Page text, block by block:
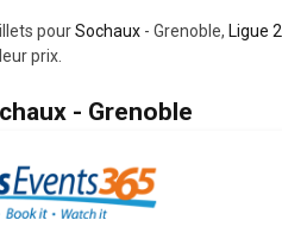
pourSochaux - Grenoble, Ligue 2
prix.
- Grenoble